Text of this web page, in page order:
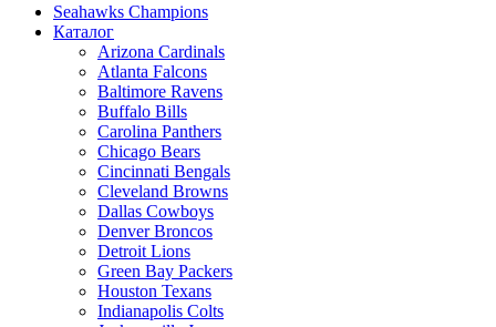
Seahawks Champions
Каталог
Arizona Cardinals
Atlanta Falcons
Baltimore Ravens
Buffalo Bills
Carolina Panthers
Chicago Bears
Cincinnati Bengals
Cleveland Browns
Dallas Cowboys
Denver Broncos
Detroit Lions
Green Bay Packers
Houston Texans
Indianapolis Colts